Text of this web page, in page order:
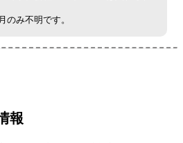
のみ不明です。
報